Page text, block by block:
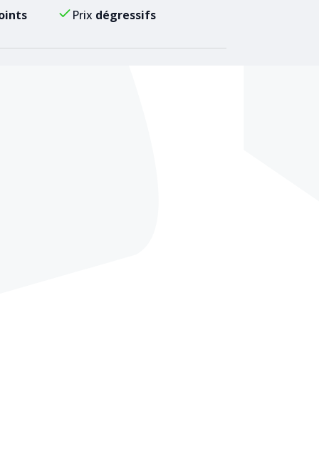
Prix dégressifs